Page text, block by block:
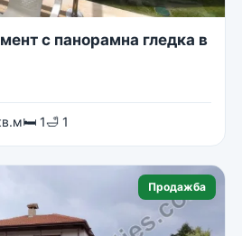
с панорамна гледка в
🛏 1🛁 1
Продажба